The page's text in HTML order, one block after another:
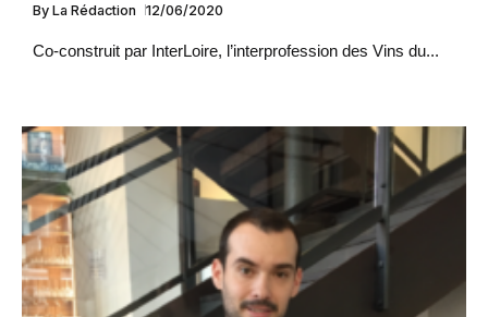
By La Rédaction 12/06/2020
Co-construit par InterLoire, l’interprofession des Vins du...